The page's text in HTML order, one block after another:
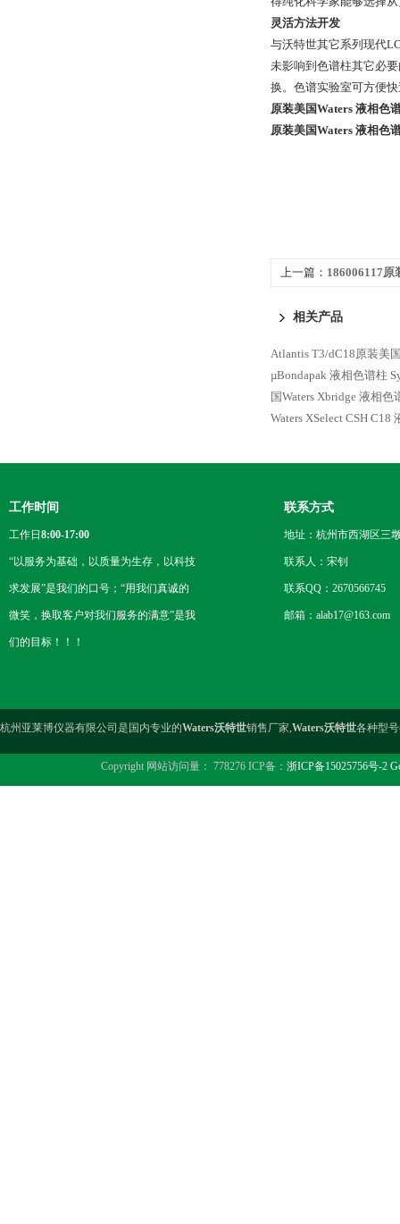
灵活方法开发
与沃特世其它系列现代
未影响到色谱柱其它必
换。色谱实验室可方便
原装美国Waters 液相色
原装美国Waters 液相色
上一篇： 186006117原
相关产品
Atlantis T3/dC18原装美
µBondapak 液相色谱柱
国Waters Xbridge 液相色
Waters XSelect CSH C18
工作时间
工作日8:00-17:00
“以服务为基础，以质量为生存，以科技
求发展”是我们的口号；“用我们真诚的
微笑，换取客户对我们服务的满意”是我
们的目标！！！
联系方式
地址：杭州市西湖区三
联系人：宋钊
联系QQ：2670566745
邮箱：alab17@163.com
杭州亚莱博仪器有限公司是国内专业的Waters沃特世销售厂家, Waters沃特世各种型
Copyright 网站访问量： 778276 ICP备： 浙ICP备15025756号-2